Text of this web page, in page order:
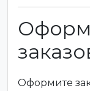
Оформите